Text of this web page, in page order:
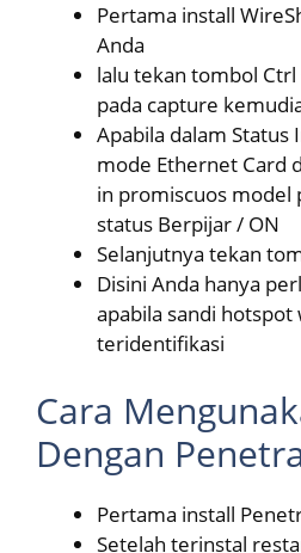
Pertama install
Anda
lalu tekan tombol
pada capture
Apabila dalam
mode Ethernet Card
in promiscuos model
status Berpijar / ON
Selanjutnya tekan
Disini Anda hanya
apabila sandi hotspot
teridentifikasi
Cara
Dengan
Pertama install
Setelah terinstal